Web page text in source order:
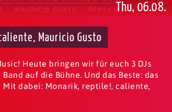
Thu, 06.08.
Mauricio Gusto
Heute bringen wir für euch 3 DJs
auf die Bühne. Und das Beste: das
Mit dabei: Monarik, reptile!, caliente,